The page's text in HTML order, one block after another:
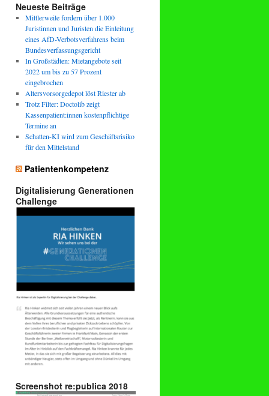
Neueste Beiträge
Mittlerweile fordern über 1.000
Juristinnen und Juristen die Einleitung
eines AfD-Verbotsverfahrens beim
Bundesverfassungsgericht
In Großstädten: Mietangebote seit
2022 um bis zu 57 Prozent
eingebrochen
Altersvorsorgedepot löst Riester ab
Trotz Filter: Doctolib zeigt
Kassenpatient:innen kostenpflichtige
Termine an
Schatten-KI wird zum Geschäftsrisiko
für den Mittelstand
Patientenkompetenz
Digitalisierung Generationen
Challenge
Screenshot re:publica 2018